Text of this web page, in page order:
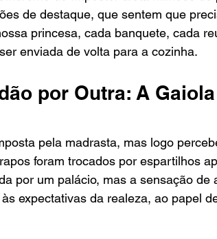
de destaque, que sentem que
princesa, cada banquete, cada
enviada de volta para a cozinha.
por Outra: A
pela madrasta, mas logo
foram trocados por espartilhos
por um palácio, mas a sensação de
expectativas da realeza, ao papel